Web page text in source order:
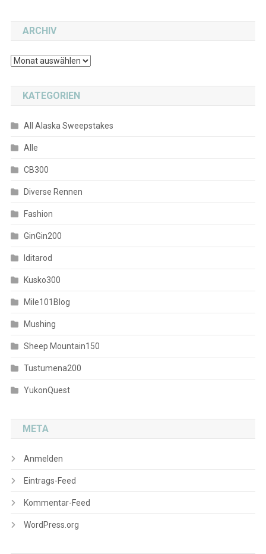
ARCHIV
Archiv
KATEGORIEN
All Alaska Sweepstakes
Alle
CB300
Diverse Rennen
Fashion
GinGin200
Iditarod
Kusko300
Mile101Blog
Mushing
Sheep Mountain150
Tustumena200
YukonQuest
META
Anmelden
Eintrags-Feed
Kommentar-Feed
WordPress.org